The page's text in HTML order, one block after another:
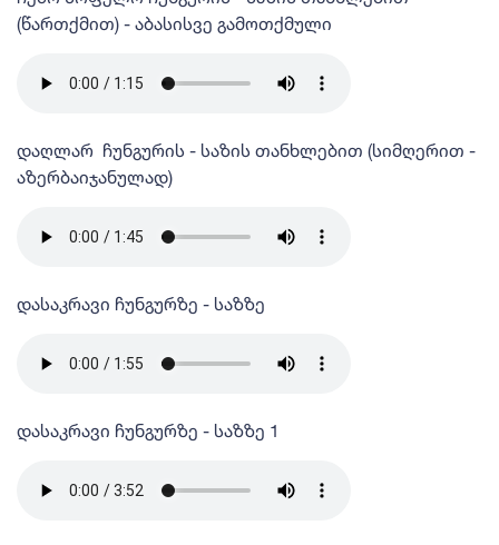
(წართქმით) - აბასისვე გამოთქმული
დაღლარ ჩუნგურის - საზის თანხლებით (სიმღერით -
აზერბაიჯანულად)
დასაკრავი ჩუნგურზე - საზზე
დასაკრავი ჩუნგურზე - საზზე 1